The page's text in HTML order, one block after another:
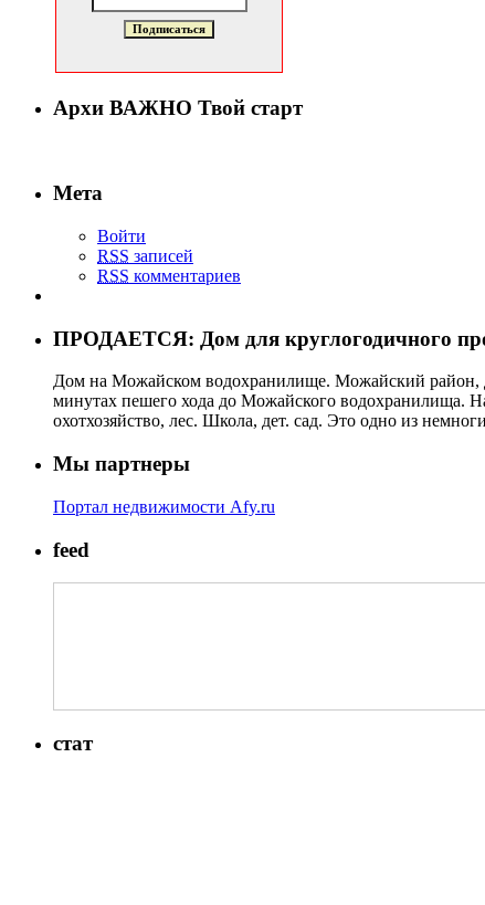
Архи ВАЖНО Твой старт
Мета
Войти
RSS записей
RSS комментариев
ПРОДАЕТСЯ: Дом для круглогодичного
Дом на Можайском водохранилище. Можайский район,
минутах пешего хода до Можайского водохранилища.
охотхозяйство, лес. Школа, дет. сад. Это одно из
Мы партнеры
Портал недвижимости Afy.ru
feed
стат